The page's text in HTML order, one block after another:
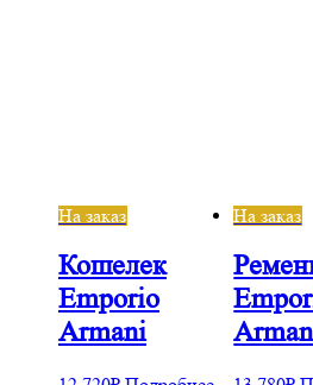
На заказ
Кошелек
Emporio
Armani
На заказ